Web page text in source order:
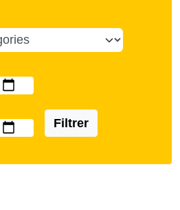
Filtrer